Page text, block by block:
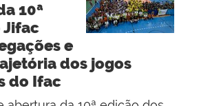
10ª
Jifac
e
dos jogos
do Ifac